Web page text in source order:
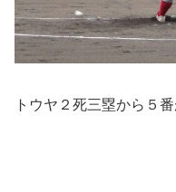
トウヤ２死三塁から５